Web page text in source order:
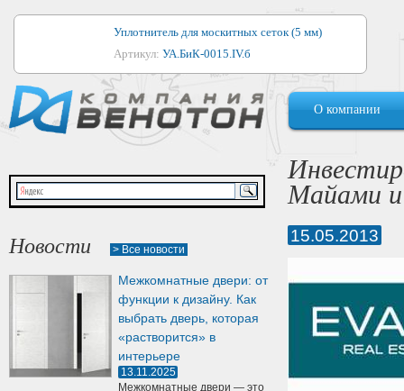
Уплотнитель для москитных сеток (5 мм)
Артикул: УА.БиК-0015.IV.б
Уплотнитель для алюминиевых окон
Артикул:1044
Уплотнитель для деревянных окон
Артикул:УМ.БиК-0062.IV.б
Уплотнитель лоджиевый для (4, 5, 6 мм)
Артикул:
О компании
Новости > Все новости
Межкомнатные двери: от
функции к дизайну. Как
выбрать дверь, которая
«растворится» в
интерьере
13.11.2025
Межкомнатные двери — это
Майами
15.05.2013